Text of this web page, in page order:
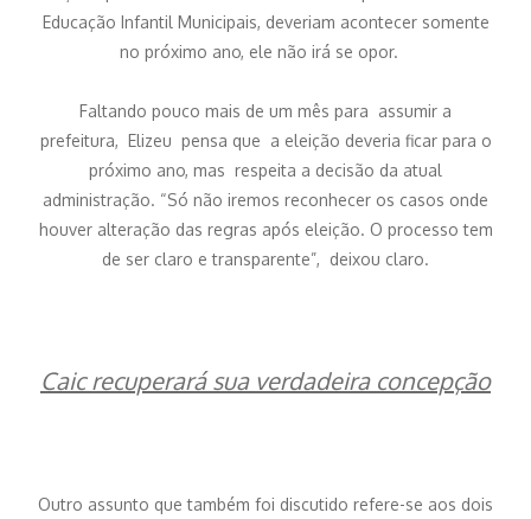
Educação Infantil Municipais, deveriam acontecer somente
no próximo ano, ele não irá se opor.
Faltando pouco mais de um mês para assumir a
prefeitura, Elizeu pensa que a eleição deveria ficar para o
próximo ano, mas respeita a decisão da atual
administração. “Só não iremos reconhecer os casos onde
houver alteração das regras após eleição. O processo tem
de ser claro e transparente”, deixou claro.
Caic recuperará sua verdadeira concepção
Outro assunto que também foi discutido refere-se aos dois